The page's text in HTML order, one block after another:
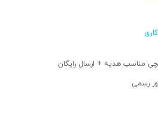
مناسب هدیه + ارسال رایگان